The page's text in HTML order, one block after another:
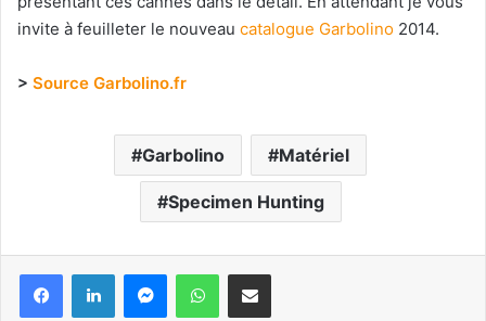
invite à feuilleter le nouveau catalogue Garbolino 2014.
> Source Garbolino.fr
Garbolino Matériel
Specimen Hunting